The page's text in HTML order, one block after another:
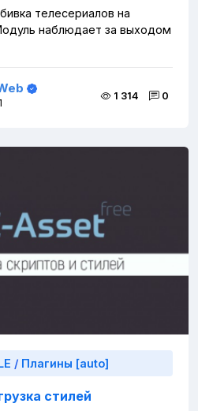
телесериалов на
наблюдает за выходом
1 314 0
/ Плагины [auto]
стилей